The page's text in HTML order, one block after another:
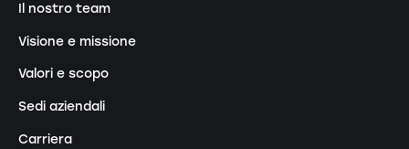
Il nostro team
Visione e missione
Valori e scopo
Sedi aziendali
Carriera